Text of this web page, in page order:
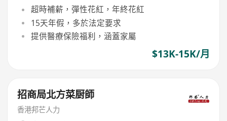
超時補薪，彈性花紅，年終花紅
15天年假，多於法定要求
提供醫療保險福利，涵蓋家屬
$13K-15K/月
招商局北方菜厨師
香港邦芒人力